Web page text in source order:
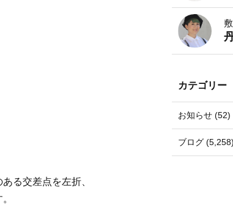
る交差点を左折、
カテゴリー
お知らせ (52)
ブログ (5,258)